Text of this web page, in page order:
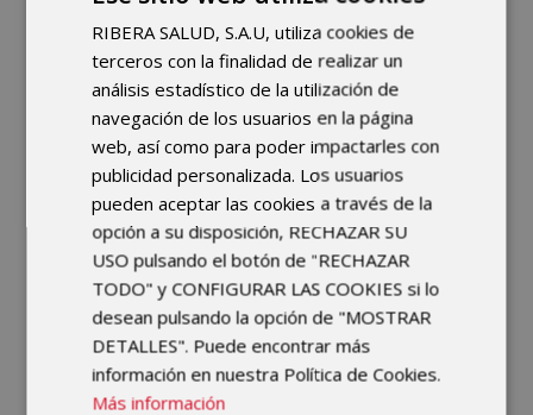
cirujanos. Siempre he tenido claro
que quería realizar una especialidad
quirúrgica y, al gustarme tanto el
deporte, la cirugía ortopédica y
traumatología es lo que siempre ha
llamado más mi atención.
Respecto a mi dedicación por la
cirugía de mano, he estado
influenciado por otros cirujanos de
esta especialidad de los que he
podido aprender mucho. También ha
influido el hecho de que la mano es
RIBERA SALUD, S.A.U, utiliza cookies de
terceros con la finalidad de realizar un
análisis estadístico de la utilización de
navegación de los usuarios en la página
web, así como para poder impactarles con
publicidad personalizada. Los usuarios
pueden aceptar las cookies a través de la
opción a su disposición, RECHAZAR SU
USO pulsando el botón de "RECHAZAR
TODO" y CONFIGURAR LAS COOKIES si lo
desean pulsando la opción de "MOSTRAR
DETALLES". Puede encontrar más
información en nuestra Política de Cookies.
Más información